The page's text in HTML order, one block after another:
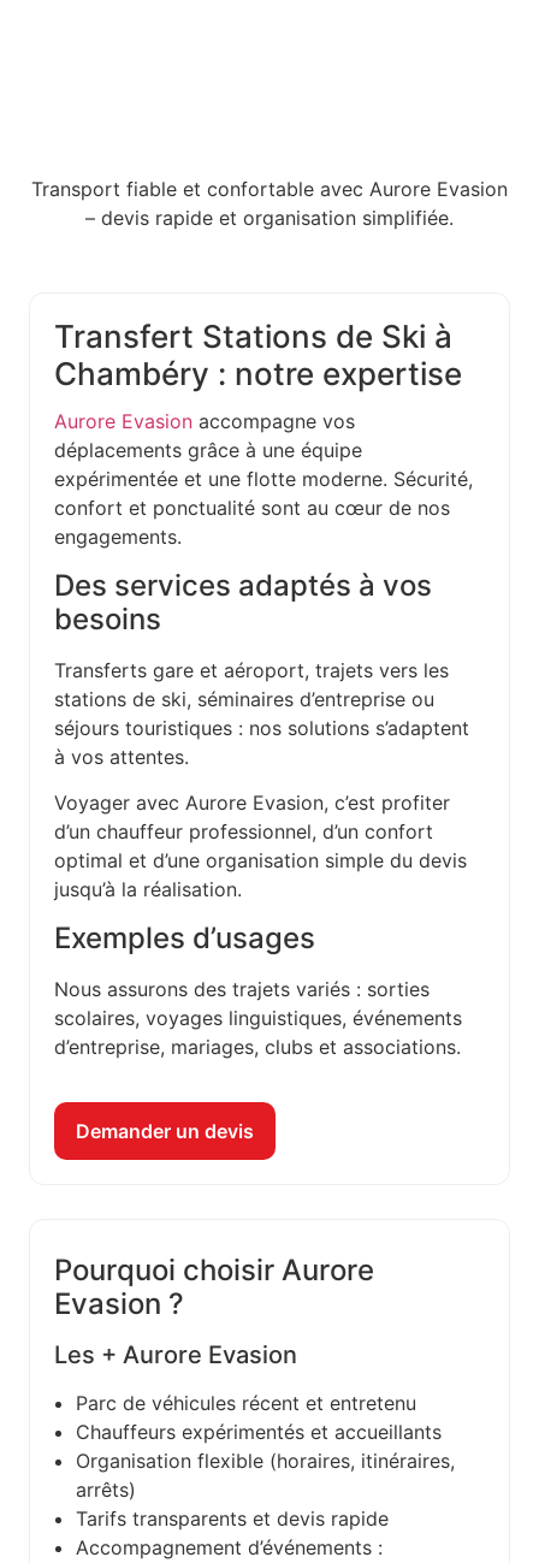
Transport fiable et confortable avec Aurore Evasion
– devis rapide et organisation simplifiée.
Transfert Stations de Ski à
Chambéry : notre expertise
Aurore Evasion accompagne vos
déplacements grâce à une équipe
expérimentée et une flotte moderne. Sécurité,
confort et ponctualité sont au cœur de nos
engagements.
Des services adaptés à vos
besoins
Transferts gare et aéroport, trajets vers les
stations de ski, séminaires d’entreprise ou
séjours touristiques : nos solutions s’adaptent
à vos attentes.
Voyager avec Aurore Evasion, c’est profiter
d’un chauffeur professionnel, d’un confort
optimal et d’une organisation simple du devis
jusqu’à la réalisation.
Exemples d’usages
Nous assurons des trajets variés : sorties
scolaires, voyages linguistiques, événements
d’entreprise, mariages, clubs et associations.
Demander un devis
Pourquoi choisir Aurore
Evasion ?
Les + Aurore Evasion
Parc de véhicules récent et entretenu
Chauffeurs expérimentés et accueillants
Organisation flexible (horaires, itinéraires,
arrêts)
Tarifs transparents et devis rapide
Accompagnement d’événements :